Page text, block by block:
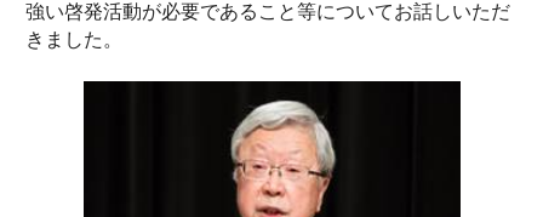
強い啓発活動が必要であること等についてお話しいただ
きました。